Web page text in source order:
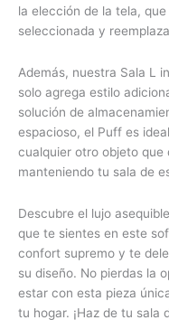
la elección de la tela,
seleccionada y
Además, nuestra Sala L
solo agrega estilo
solución de
espacioso, el Puff es
cualquier otro objeto que
manteniendo tu sala de
Descubre el lujo
que te sientes en este
confort supremo y te
su diseño. No pierdas la
estar con esta pieza
tu hogar. ¡Haz de tu sala